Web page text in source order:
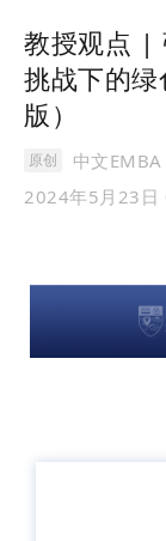
教授观点 |
挑战下的
版）
原创 中文EMBA
2024年5月23日